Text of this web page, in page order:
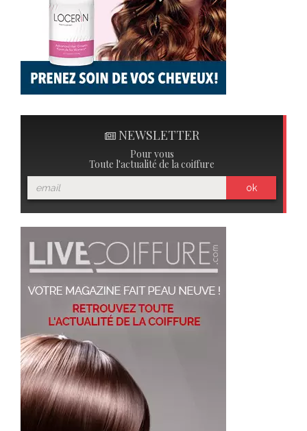
NEWSLETTER
Pour vous
Toute l'actualité de la coiffure
ok